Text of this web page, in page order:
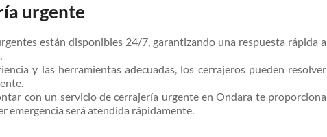
urgente
están disponibles 24/7, garantizando una respuesta rápida a
y las herramientas adecuadas, los cerrajeros pueden resolver
con un servicio de cerrajería urgente en Ondara te proporciona
emergencia será atendida rápidamente.